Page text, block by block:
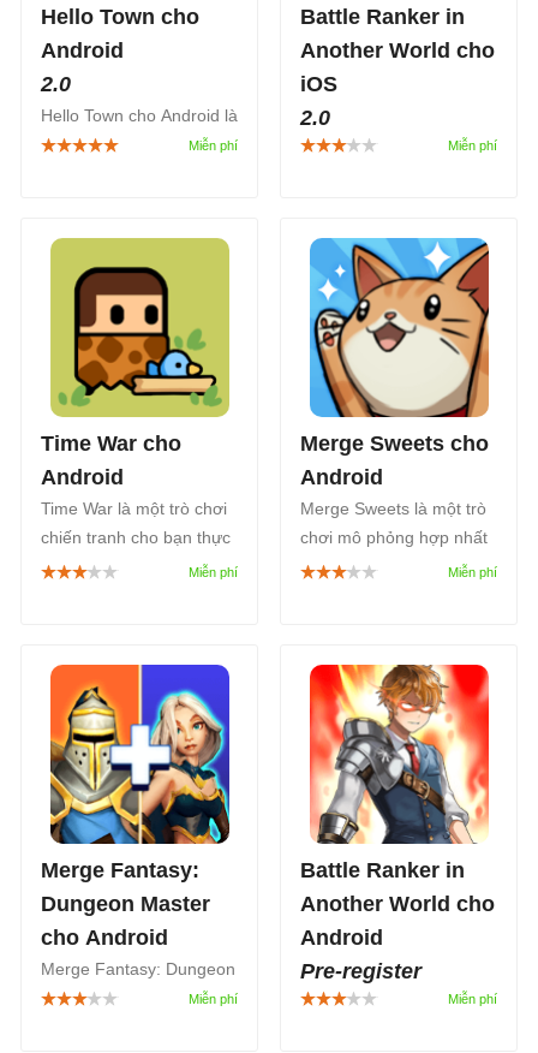
Hello Town cho
Android
2.0
Hello Town cho Android là
game giải đố kết hợp cải
kinh doanh bất động sản
Battle Ranker in
Another World cho
iOS
2.0
Battle Ranker in Another
bạn có nhiệm vụ giúp
nhân vật chính trở về thế
giới của mình.
Time War cho
Android
Time War là một trò chơi
chiến tranh cho bạn thực
hiện cuộc du hành thời
minh cổ đại cho tới hiện
đại và đến cả tương lai.
Merge Sweets cho
Android
Merge Sweets là một trò
chơi mô phỏng hợp nhất
cực giải trí, nơi bạn có
Merge Fantasy:
Dungeon Master
cho Android
Merge Fantasy: Dungeon
Master là một trò chơi
Battle Ranker in
Another World cho
Android
Pre-register
Battle Ranker in Another